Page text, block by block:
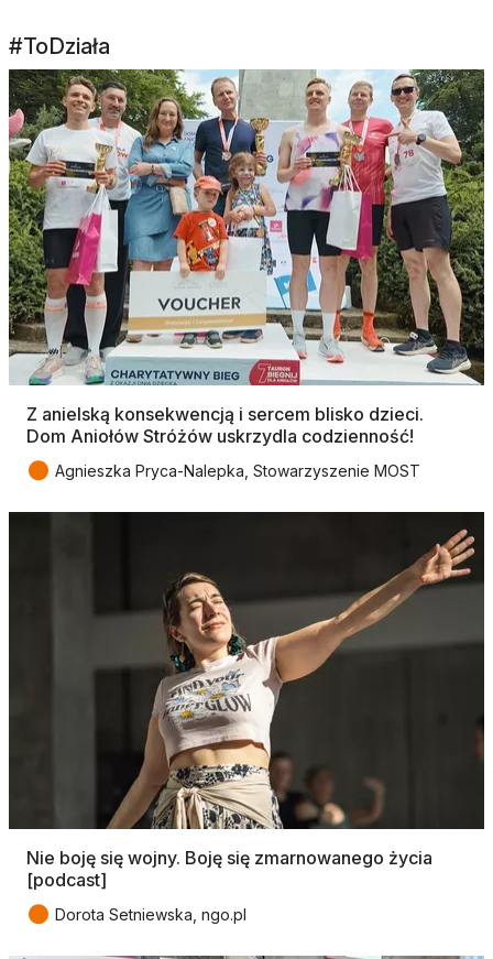
#ToDziała
Z anielską konsekwencją i sercem blisko dzieci.
Dom Aniołów Stróżów uskrzydla codzienność!
● Agnieszka Pryca-Nalepka, Stowarzyszenie MOST
Nie boję się wojny. Boję się zmarnowanego życia
[podcast]
● Dorota Setniewska, ngo.pl